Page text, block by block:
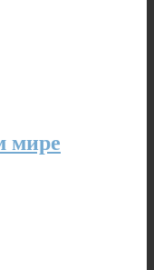
мире